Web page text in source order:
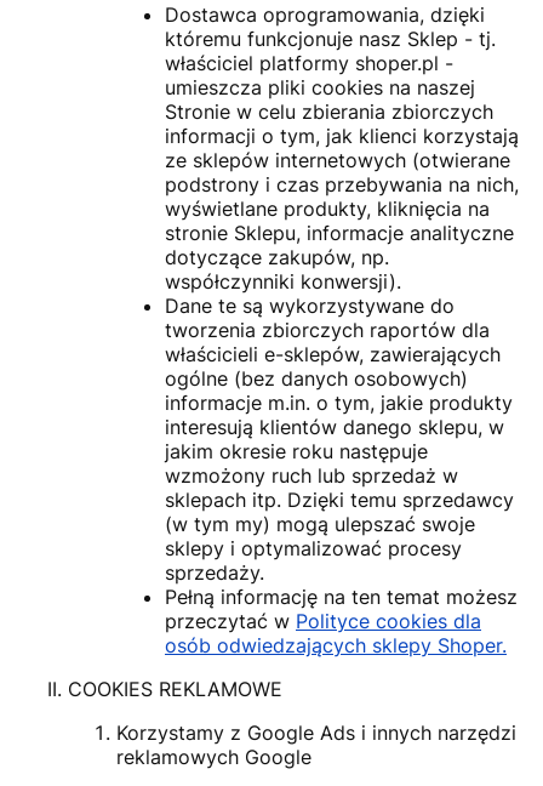
Dostawca oprogramowania, dzięki
któremu funkcjonuje nasz Sklep - tj.
właściciel platformy shoper.pl -
umieszcza pliki cookies na naszej
Stronie w celu zbierania zbiorczych
informacji o tym, jak klienci korzystają
ze sklepów internetowych (otwierane
podstrony i czas przebywania na nich,
wyświetlane produkty, kliknięcia na
stronie Sklepu, informacje analityczne
dotyczące zakupów, np.
współczynniki konwersji).
Dane te są wykorzystywane do
tworzenia zbiorczych raportów dla
właścicieli e-sklepów, zawierających
ogólne (bez danych osobowych)
informacje m.in. o tym, jakie produkty
interesują klientów danego sklepu, w
jakim okresie roku następuje
wzmożony ruch lub sprzedaż w
sklepach itp. Dzięki temu sprzedawcy
(w tym my) mogą ulepszać swoje
sklepy i optymalizować procesy
sprzedaży.
Pełną informację na ten temat możesz
przeczytać w Polityce cookies dla
osób odwiedzających sklepy Shoper.
COOKIES REKLAMOWE
Korzystamy z Google Ads i innych narzędzi
reklamowych Google